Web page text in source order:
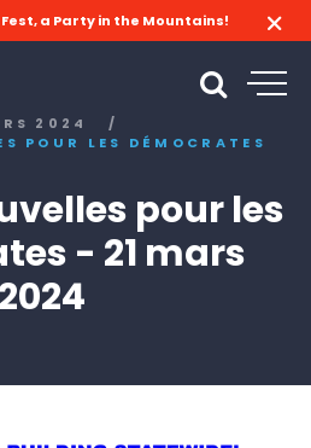
a Party in the Mountains!
2024
/
POUR LES DÉMOCRATES
pour les
- 21 mars
2024